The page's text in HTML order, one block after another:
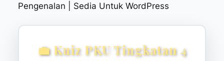
Pengenalan | Sedia Untuk WordPress
💼 Kuiz PKU Tingkatan 4